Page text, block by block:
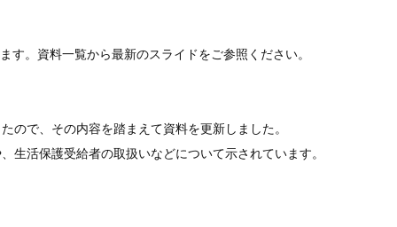
。資料一覧から最新のスライドをご参照ください。
ので、その内容を踏まえて資料を更新しました。
活保護受給者の取扱いなどについて示されています。